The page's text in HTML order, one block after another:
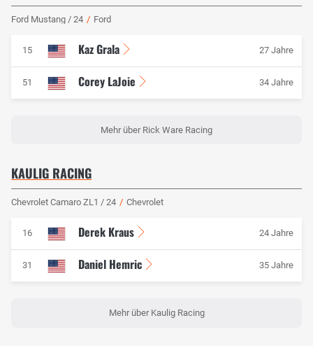
Ford Mustang / 24 / Ford
15 Kaz Grala 27 Jahre
51 Corey LaJoie 34 Jahre
Mehr über Rick Ware Racing
KAULIG RACING
Chevrolet Camaro ZL1 / 24 / Chevrolet
16 Derek Kraus 24 Jahre
31 Daniel Hemric 35 Jahre
Mehr über Kaulig Racing